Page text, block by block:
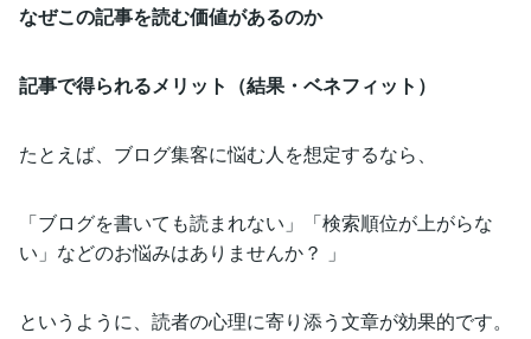
なぜこの記事を読む価値があるのか
記事で得られるメリット（結果・ベネフィット）
たとえば、ブログ集客に悩む人を想定するなら、
「ブログを書いても読まれない」「検索順位が上がらな
い」などのお悩みはありませんか？ 」
というように、読者の心理に寄り添う文章が効果的です。